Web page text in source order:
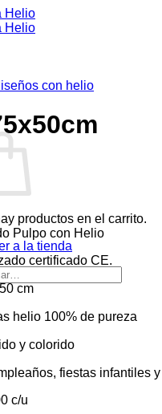
productos en el carrito.
a la tienda
con helio
Pulpo con Helio
certificado CE.
cm
helio 100% de pureza
y colorido
fiestas infantiles
c/u